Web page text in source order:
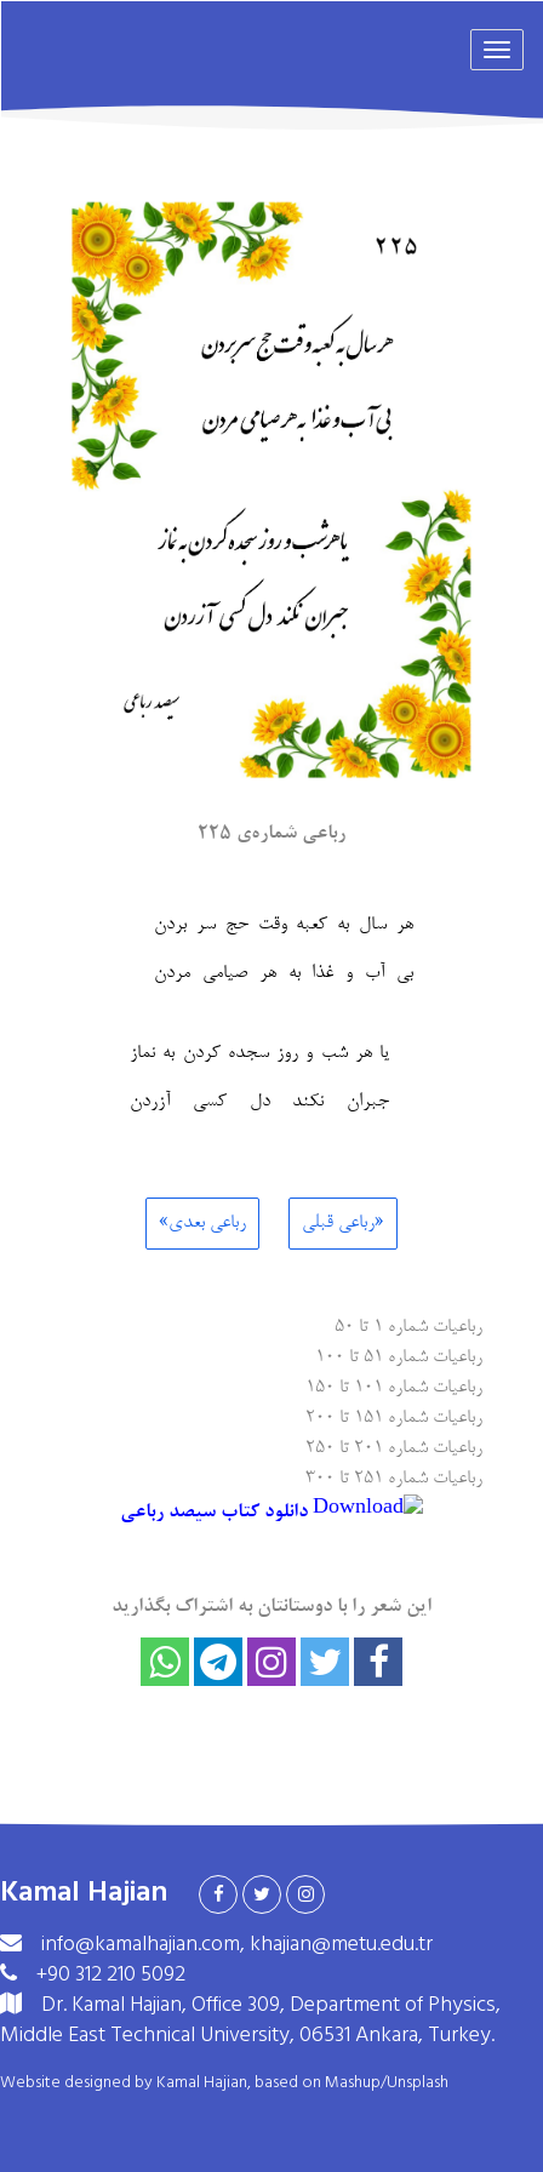
Toggle
رباعی شماره‌ی ۲۲۵
هر سال به کعبه وقت حج سر بردن
بی آب و غذا به هر صیامی مردن‎
یا هر شب و روز سجده کردن به نماز
جبران نکند دل کسی آزردن
«رباعی قبلی رباعی بعدی»
رباعیات شماره ۱ تا ۵۰
رباعیات شماره ۵۱ تا ۱۰۰
رباعیات شماره ۱۰۱ تا ۱۵۰
رباعیات شماره ۱۵۱ تا ۲۰۰
رباعیات شماره ۲۰۱ تا ۲۵۰
رباعیات شماره ۲۵۱ تا ۳۰۰
دانلود کتاب سیصد رباعی
این شعر را با دوستانتان به اشتراک بگذارید
Kamal Hajian
info@kamalhajian.com, khajian@metu.edu.tr
+90 312 210 5092
Dr. Kamal Hajian, Office 309, Department of Physics,
Middle East Technical University, 06531 Ankara, Turkey.
Website designed by Kamal Hajian, based on Mashup/Unsplash